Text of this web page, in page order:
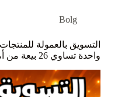
Bolg
التسويق بالعمولة
واحدة تساوي 26 بيعة من أمازون؟